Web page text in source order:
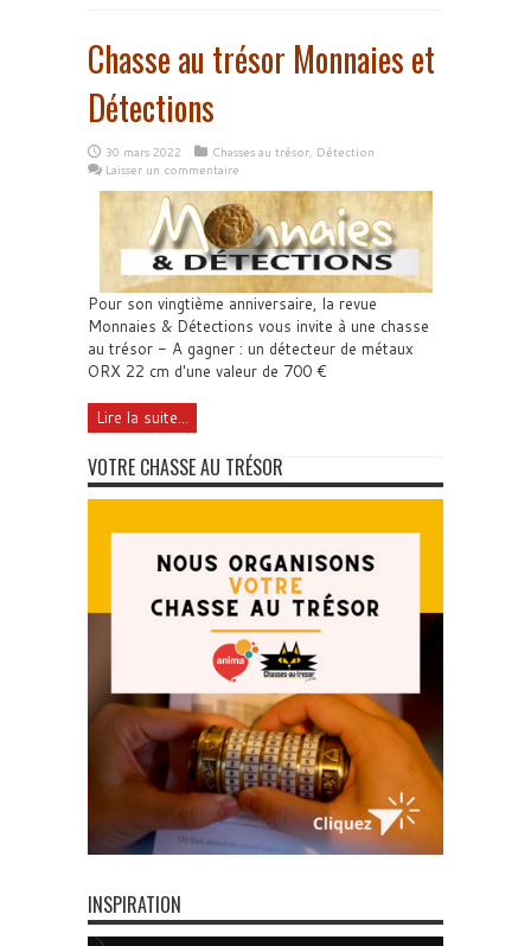
Chasse au trésor Monnaies et
Détections
30 mars 2022 Chasses au trésor, Détection
Laisser un commentaire
Pour son vingtième anniversaire, la revue
Monnaies & Détections vous invite à une chasse
au trésor - A gagner : un détecteur de métaux
ORX 22 cm d'une valeur de 700 €
Lire la suite...
VOTRE CHASSE AU TRÉSOR
INSPIRATION